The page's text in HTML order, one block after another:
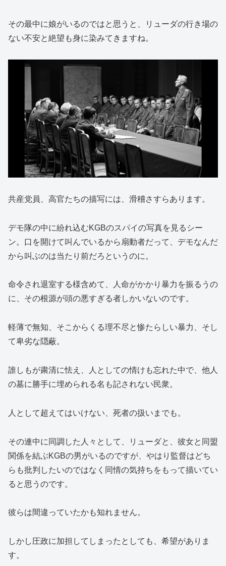
その最中に娘がいるのではと思うと、リューダの行き場の
ない不安と絶望も身に染みてきますね。
共産党員、高官たちの描写には、滑稽さすらあります。
デモ隊の中に紛れ込むKGBのスパイの写真を見るシー
ン。口を開けて叫んでいるから扇動者だって、デモなんだ
から叫ぶのは当たり前だろというのに。
命令され退室する様含めて、人命がかかり暴力を振るうの
に、その根源が頭の悪すぎる者しかいないのです。
軽薄で無知、そこからくる理不尽と惨たらしい暴力、そし
て卑劣な隠蔽。
誰しもが粛清に怯え、人としての情けも忘れた中で、他人
の墓に勝手に埋められる名も記されない民衆。
人として超えてはいけない、死者の扱いまでも。
その連中に同調した人々として、リューダと、彼女と同盟
関係を結ぶKGBの男がいるのですが、やはり監督はどち
らも批判したいのではなく同情の気持ちをもって描いてい
ると思うのです。
彼らは間違っていたかも知れません。
しかし圧政に加担してしまったとしても、希望がありま
す。